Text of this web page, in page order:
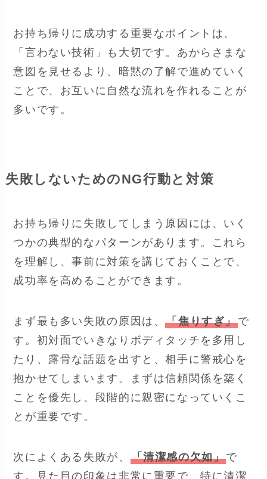
お持ち帰りに成功する重要なポイントは、
「言わない技術」も大切です。あからさまな
意図を見せるより、暗黙の了解で進めていく
ことで、お互いに自然な流れを作れることが
多いです。
失敗しないためのNG行動と対策
お持ち帰りに失敗してしまう原因には、いく
つかの典型的なパターンがあります。これら
を理解し、事前に対策を講じておくことで、
成功率を高めることができます。
まず最も多い失敗の原因は、「焦りすぎ」で
す。初対面でいきなりボディタッチを多用し
たり、露骨な話題を出すと、相手に警戒心を
抱かせてしまいます。まずは信頼関係を築く
ことを優先し、段階的に親密になっていくこ
とが重要です。
次によくある失敗が、 「清潔感の欠如」で
す。見た目の印象は非常に重要で、特に清潔